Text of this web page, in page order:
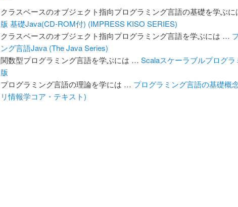
クラスベースのオブジェクト指向プログラミング言語の基礎を学ぶ
版 基礎Java(CD-ROM付) (IMPRESS KISO SERIES)
クラスベースのオブジェクト指向プログラミング言語を学ぶには …
ング言語Java (The Java Series)
関数型プログラミング言語を学ぶには …Scalaスケーラブルプログラ
版
プログラミング言語の理論を学には … プログラミング言語の基礎概
リ情報学コア・テキスト)